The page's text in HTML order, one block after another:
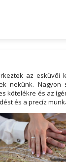
az
nekünk.
kötelékre és az
és a precíz